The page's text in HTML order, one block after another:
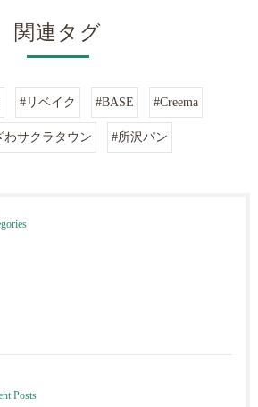
関連タグ
#リベイク #BASE #Creema
わサクラタウン #所沢パン
Posts